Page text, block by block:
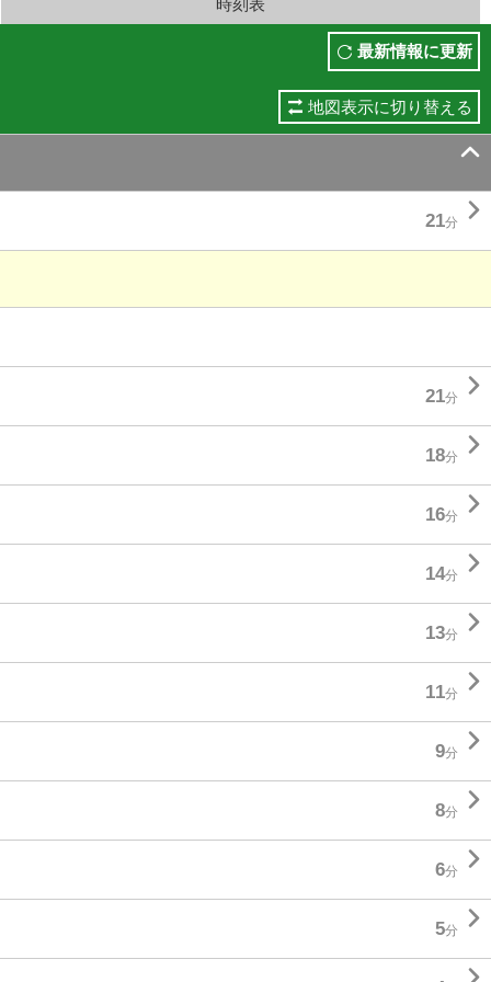
時刻表
最新情報に更新
地図表示に切り替える

21分 
21分 
18分 
16分 
14分 
13分 
11分 
9分 
8分 
6分 
5分 